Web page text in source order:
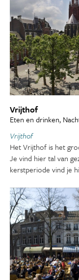
Vrijthof
Eten en drinken,
Vrijthof
Het Vrijthof is het
Je vind hier tal van
kerstperiode vind je